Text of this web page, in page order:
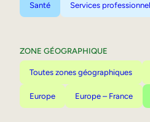
Santé Services
ZONE GÉOGRAPHIQUE
Toutes zones géographiques
Europe Europe – France